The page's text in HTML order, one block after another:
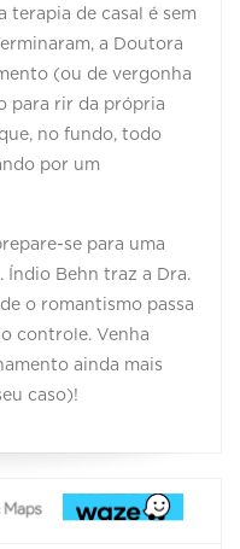
terapia de casal é sem
a Doutora
(ou de vergonha
para rir da própria
no fundo, todo
por um
se para uma
Índio Behn traz a Dra.
o romantismo passa
controle. Venha
ainda mais
caso)!